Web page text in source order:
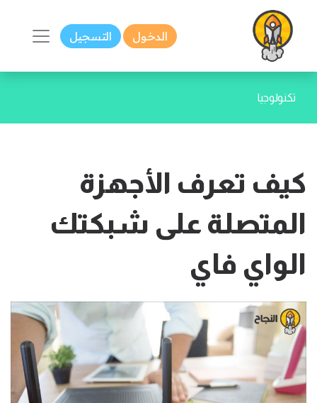
الدخول التسجيل
تكنولوجيا
كيف تعرف الأجهزة
المتصلة على شبكتك
الواي فاي